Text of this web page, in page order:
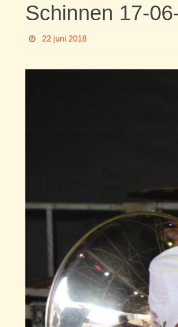
Schinnen 17-
22 juni 2018